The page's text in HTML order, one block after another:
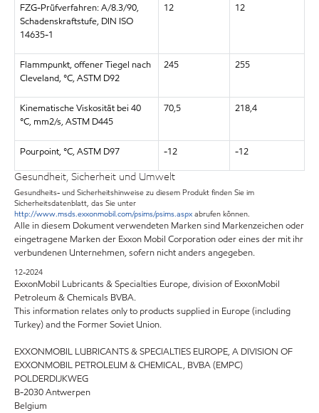
FZG-Prüfverfahren: A/8.3/90,
Schadenskraftstufe, DIN ISO
14635-1
12 12
Flammpunkt, offener Tiegel nach
Cleveland, °C, ASTM D92
245 255
Kinematische Viskosität bei 40
°C, mm2/s, ASTM D445
70,5 218,4
Pourpoint, °C, ASTM D97 -12 -12
Gesundheit, Sicherheit und Umwelt
Gesundheits- und Sicherheitshinweise zu diesem Produkt finden Sie im
Sicherheitsdatenblatt, das Sie unter
http://www.msds.exxonmobil.com/psims/psims.aspxabrufen können.
Alle in diesem Dokument verwendeten Marken sind Markenzeichen oder
eingetragene Marken der Exxon Mobil Corporation oder eines der mit ihr
verbundenen Unternehmen, sofern nicht anders angegeben.
12-2024
ExxonMobil Lubricants & Specialties Europe, division of ExxonMobil
Petroleum & Chemicals BVBA.
This information relates only to products supplied in Europe (including
Turkey) and the Former Soviet Union.
EXXONMOBIL LUBRICANTS & SPECIALTIES EUROPE, A DIVISION OF
EXXONMOBIL PETROLEUM & CHEMICAL, BVBA (EMPC)
POLDERDIJKWEG
B-2030 Antwerpen
Belgium